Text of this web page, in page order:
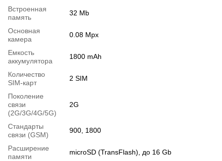
Встроенная
память
32 Mb
Основная
камера
0.08 Mpx
Емкость
аккумулятора
1800 mAh
Количество
SIM-карт
2 SIM
Поколение
связи
(2G/3G/4G/5G)
2G
Стандарты
связи (GSM)
900, 1800
Расширение
памяти
microSD (TransFlash), до 16 Gb